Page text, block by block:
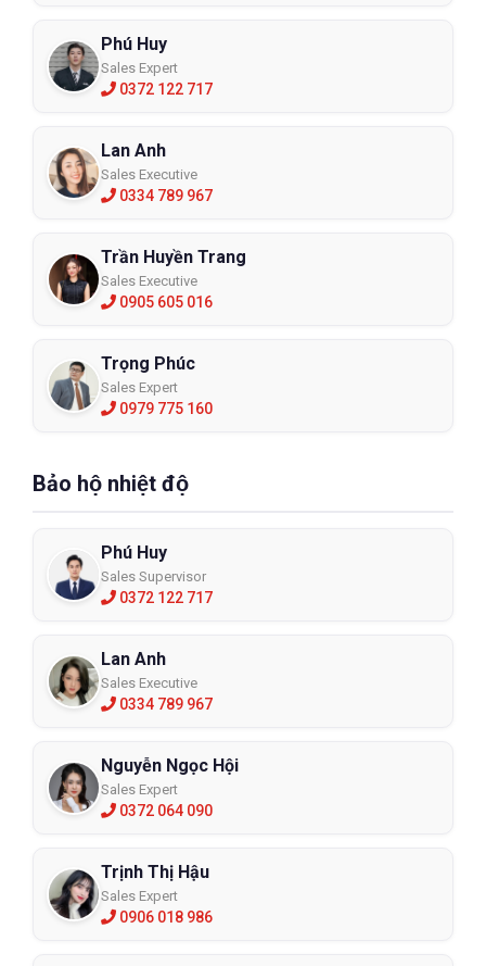
Phú Huy
Sales Expert
0372 122 717
Lan Anh
Sales Executive
0334 789 967
Trần Huyền Trang
Sales Executive
0905 605 016
Trọng Phúc
Sales Expert
0979 775 160
Bảo hộ nhiệt độ
Phú Huy
Sales Supervisor
0372 122 717
Lan Anh
Sales Executive
0334 789 967
Nguyễn Ngọc Hội
Sales Expert
0372 064 090
Trịnh Thị Hậu
Sales Expert
0906 018 986